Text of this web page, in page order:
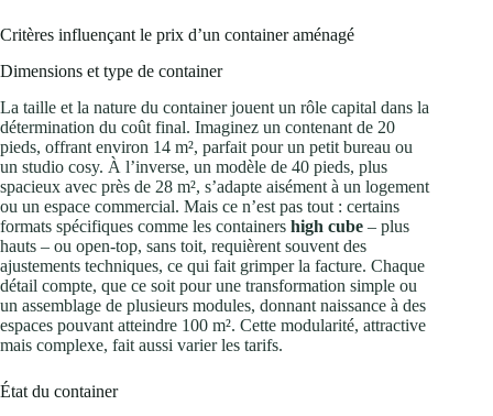
Critères influençant le prix d’un container aménagé
Dimensions et type de container
La taille et la nature du container jouent un rôle capital dans la
détermination du coût final. Imaginez un contenant de 20
pieds, offrant environ 14 m², parfait pour un petit bureau ou
un studio cosy. À l’inverse, un modèle de 40 pieds, plus
spacieux avec près de 28 m², s’adapte aisément à un logement
ou un espace commercial. Mais ce n’est pas tout : certains
formats spécifiques comme les containers high cube – plus
hauts – ou open-top, sans toit, requièrent souvent des
ajustements techniques, ce qui fait grimper la facture. Chaque
détail compte, que ce soit pour une transformation simple ou
un assemblage de plusieurs modules, donnant naissance à des
espaces pouvant atteindre 100 m². Cette modularité, attractive
mais complexe, fait aussi varier les tarifs.
État du container